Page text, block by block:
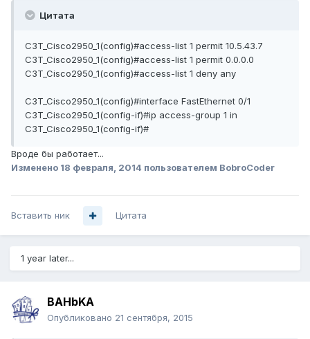
Цитата
C3T_Cisco2950_1(config)#access-list 1 permit 10.5.43.7
C3T_Cisco2950_1(config)#access-list 1 permit 0.0.0.0
C3T_Cisco2950_1(config)#access-list 1 deny any
C3T_Cisco2950_1(config)#interface FastEthernet 0/1
C3T_Cisco2950_1(config-if)#ip access-group 1 in
C3T_Cisco2950_1(config-if)#
Вроде бы работает...
Изменено 18 февраля, 2014 пользователем BobroCoder
Вставить ник Цитата
1 year later...
BAHbKA
Опубликовано 21 сентября, 2015